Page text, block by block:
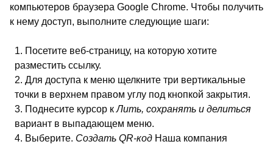
компьютеров браузера Google Chrome. Чтобы получить
к нему доступ, выполните следующие шаги:
Посетите веб-страницу, на которую хотите
разместить ссылку.
Для доступа к меню щелкните три вертикальные
точки в верхнем правом углу под кнопкой закрытия.
Поднесите курсор кЛить, сохранять и делиться
вариант в выпадающем меню.
Выберите. Создать QR-код Наша компания